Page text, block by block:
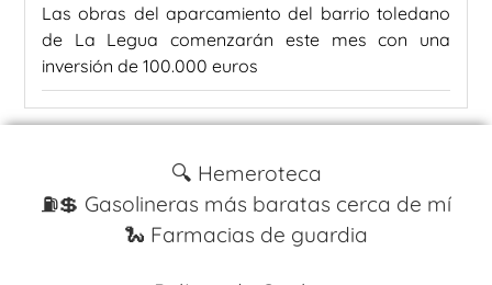
Las obras del aparcamiento del barrio toledano
de La Legua comenzarán este mes con una
inversión de 100.000 euros
🔍 Hemeroteca
⛽️💲 Gasolineras más baratas cerca de mí
🐍 Farmacias de guardia